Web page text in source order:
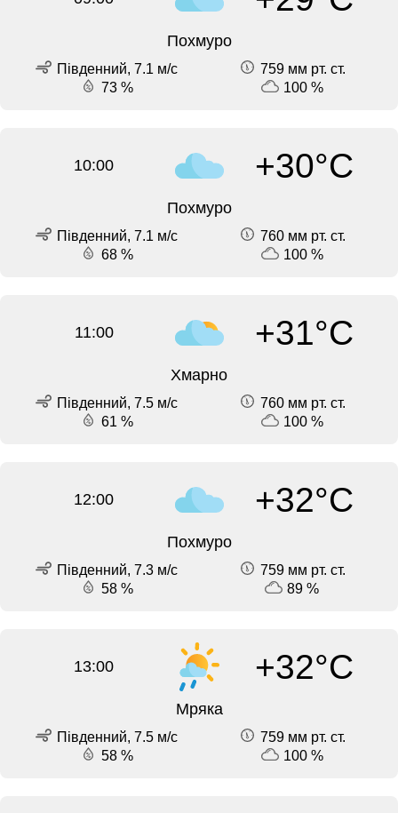
Похмуро
Південний, 7.1 м/с
759 мм рт. ст.
73 %
100 %
10:00 +30°C
Похмуро
Південний, 7.1 м/с
760 мм рт. ст.
68 %
100 %
11:00 +31°C
Хмарно
Південний, 7.5 м/с
760 мм рт. ст.
61 %
100 %
12:00 +32°C
Похмуро
Південний, 7.3 м/с
759 мм рт. ст.
58 %
89 %
13:00 +32°C
Мряка
Південний, 7.5 м/с
759 мм рт. ст.
58 %
100 %